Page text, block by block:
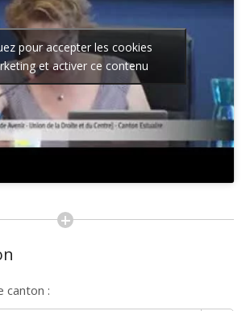
pour accepter les cookies
et activer ce contenu
canton :